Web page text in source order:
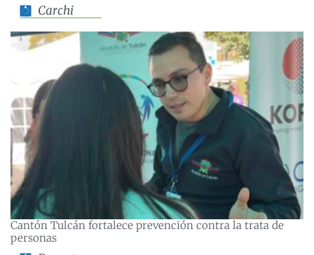
Carchi
Cantón Tulcán fortalece prevención contra la trata de
personas